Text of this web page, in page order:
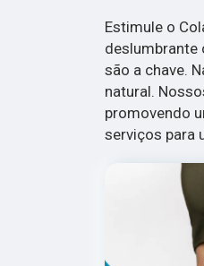
Estimule o
deslumbrante
são a chave.
natural.
promovendo
serviços para